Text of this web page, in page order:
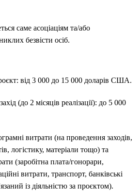
саме асоціаціям та/або
безвісти осіб.
від 3 000 до 15 000 доларів США.
(до 2 місяців реалізації): до 5 000
витрати (на проведення заходів,
логістику, матеріали тощо) та
(заробітна плата/гонорари,
витрати, транспорт, банківські
із діяльністю за проєктом).